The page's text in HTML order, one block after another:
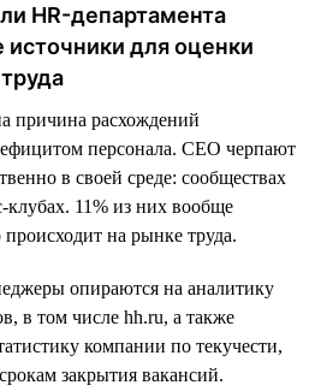
HR-департамента
источники для оценки
причина расхождений
персонала. CEO черпают
в своей среде: сообществах
11% из них вообще
на рынке труда.
опираются на аналитику
в том числе hh.ru, а также
компании по текучести,
закрытия вакансий.